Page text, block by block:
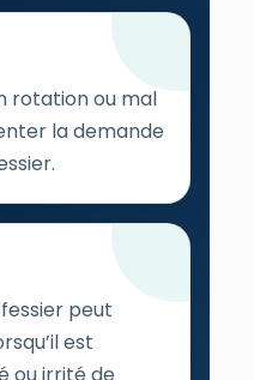
rotation ou mal
la demande
peut
est